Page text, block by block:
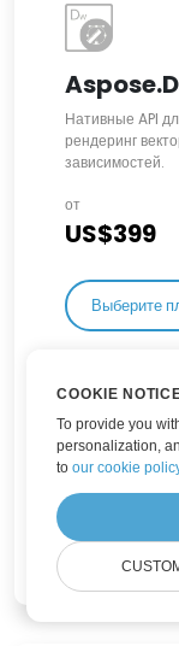
Нативные API
рендеринг
зависимостей.
от
US$399
Выберите
Получите все
US$559
COOKIE
To provide you
personalization,
toour cookie